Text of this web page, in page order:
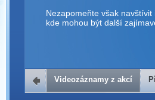
Nezapomeňte však navštívit
kde mohou být další
Přehrávač
Videozáznamy z akcí